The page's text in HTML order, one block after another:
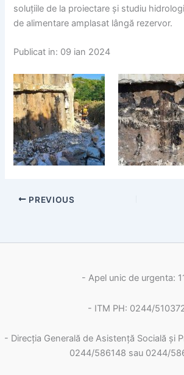
soluțiile de la proiectare și studiu
de alimentare amplasat lângă rezervor.
Publicat in: 09 ian 2024
PREVIOUS
- Apel unic de urgenta:
- ITM PH: 0244/
- Direcția Generală de Asistență Socială și
0244/586148 sau 0244/